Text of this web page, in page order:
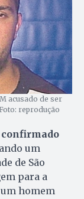
acusado de ser
reprodução
confirmado
um
de São
para a
homem